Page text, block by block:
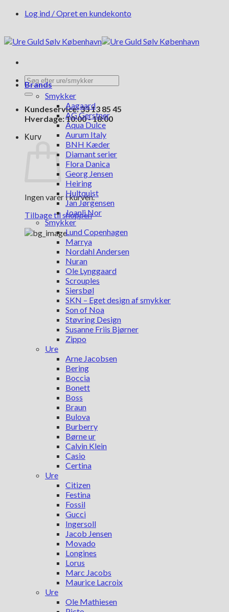
FortsætLog ind / Opret en kundekonto
Søg
efter:
Kundeservice: 33 13 85 45
Hverdage: 10:00 - 18:00
Kurv
Ingen varer i kurven.
Tilbage til shoppen
Brands
Smykker
Aagaard
AG Gerstner
Aqua Dulce
Aurum Italy
BNH Kæder
Diamant serier
Flora Danica
Georg Jensen
Heiring
Hultquist
Jan Jørgensen
Joanli Nor
Smykker
Lund Copenhagen
Marrya
Nordahl Andersen
Nuran
Ole Lynggaard
Scrouples
Siersbøl
SKN – Eget design af smykker
Son of Noa
Støvring Design
Susanne Friis Bjørner
Zippo
Ure
Arne Jacobsen
Bering
Boccia
Bonett
Boss
Braun
Bulova
Burberry
Børne ur
Calvin Klein
Casio
Certina
Ure
Citizen
Festina
Fossil
Gucci
Ingersoll
Jacob Jensen
Movado
Longines
Lorus
Marc Jacobs
Maurice Lacroix
Ure
Ole Mathiesen